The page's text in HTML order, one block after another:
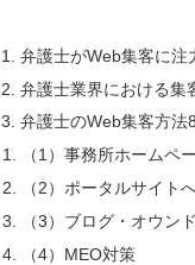
1. 弁護士がWeb集客に注
2. 弁護士業界における集
3. 弁護士のWeb集客方法
（1）事務所ホームペ
（2）ポータルサイト
（3）ブログ・オウン
（4）MEO対策